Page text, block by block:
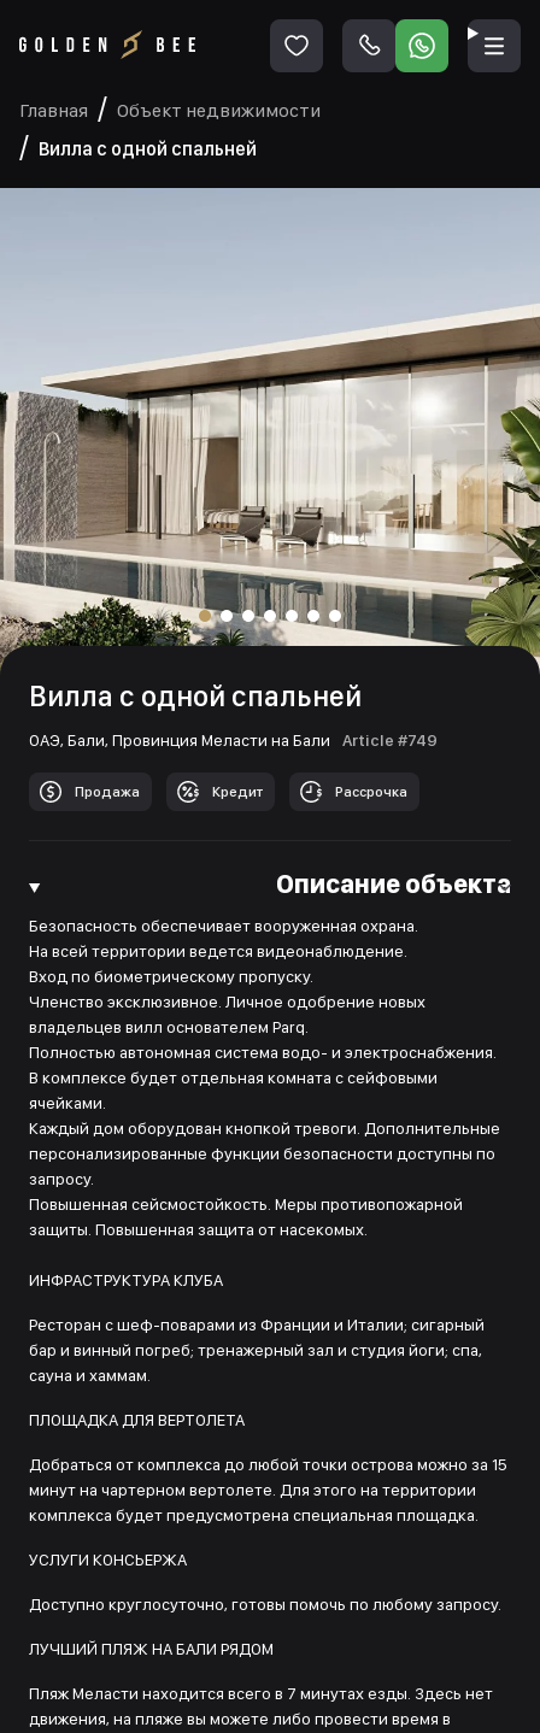
Главная
Объект недвижимости
Вилла с одной спальней
Вилла с одной спальней
ОАЭ, Бали, Провинция Меласти на Бали Article #749
Продажа Кредит Рассрочка
Описание объекта
Безопасность обеспечивает вооруженная охрана.
На всей территории ведется видеонаблюдение.
Вход по биометрическому пропуску.
Членство эксклюзивное. Личное одобрение новых
владельцев вилл основателем Parq.
Полностью автономная система водо- и электроснабжения.
В комплексе будет отдельная комната с сейфовыми
ячейками.
Каждый дом оборудован кнопкой тревоги. Дополнительные
персонализированные функции безопасности доступны по
запросу.
Повышенная сейсмостойкость. Меры противопожарной
защиты. Повышенная защита от насекомых.
ИНФРАСТРУКТУРА КЛУБА
Ресторан с шеф-поварами из Франции и Италии; сигарный
бар и винный погреб; тренажерный зал и студия йоги; спа,
сауна и хаммам.
ПЛОЩАДКА ДЛЯ ВЕРТОЛЕТА
Добраться от комплекса до любой точки острова можно за 15
минут на чартерном вертолете. Для этого на территории
комплекса будет предусмотрена специальная площадка.
УСЛУГИ КОНСЬЕРЖА
Доступно круглосуточно, готовы помочь по любому запросу.
ЛУЧШИЙ ПЛЯЖ НА БАЛИ РЯДОМ
Пляж Меласти находится всего в 7 минутах езды. Здесь нет
движения, на пляже вы можете либо провести время в